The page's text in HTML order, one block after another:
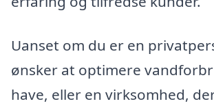
Uanset om du er en
ønsker at optimere
have, eller en virksomhed,